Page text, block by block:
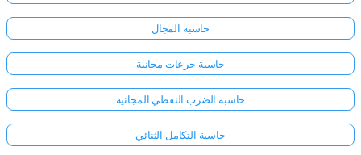
حاسبة المجال
حاسبة جرعات مجانية
حاسبة الضرب النقطي المجانية
حاسبة التكامل الثنائي